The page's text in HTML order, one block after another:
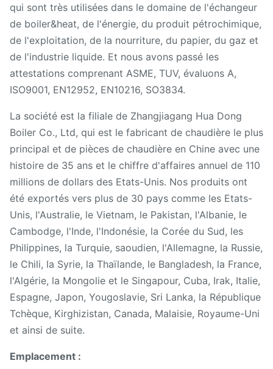
qui sont très utilisées dans le domaine de l'échangeur
de boiler&heat, de l'énergie, du produit pétrochimique,
de l'exploitation, de la nourriture, du papier, du gaz et
de l'industrie liquide. Et nous avons passé les
attestations comprenant ASME, TUV, évaluons A,
ISO9001, EN12952, EN10216, SO3834.
La société est la filiale de Zhangjiagang Hua Dong
Boiler Co., Ltd, qui est le fabricant de chaudière le plus
principal et de pièces de chaudière en Chine avec une
histoire de 35 ans et le chiffre d'affaires annuel de 110
millions de dollars des Etats-Unis. Nos produits ont
été exportés vers plus de 30 pays comme les Etats-
Unis, l'Australie, le Vietnam, le Pakistan, l'Albanie, le
Cambodge, l'Inde, l'Indonésie, la Corée du Sud, les
Philippines, la Turquie, saoudien, l'Allemagne, la Russie,
le Chili, la Syrie, la Thaïlande, le Bangladesh, la France,
l'Algérie, la Mongolie et le Singapour, Cuba, Irak, Italie,
Espagne, Japon, Yougoslavie, Sri Lanka, la République
Tchèque, Kirghizistan, Canada, Malaisie, Royaume-Uni
et ainsi de suite.
Emplacement :